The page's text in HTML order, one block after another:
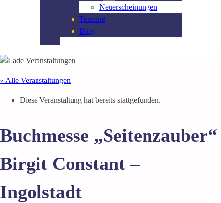
Neuerscheinungen
Termine
Blog
« Alle Veranstaltungen
Diese Veranstaltung hat bereits stattgefunden.
Buchmesse „Seitenzauber“
Birgit Constant –
Ingolstadt